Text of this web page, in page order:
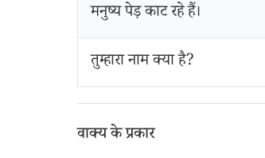
मनुष्य पेड़ काट रहे हैं।
तुम्हारा नाम क्या है?
वाक्य के प्रकार